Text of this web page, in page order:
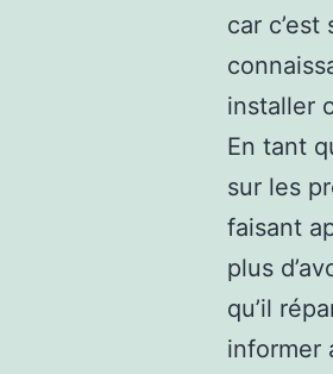
car c’est
installer
En tant
sur les
faisant
plus
qu’il
informer